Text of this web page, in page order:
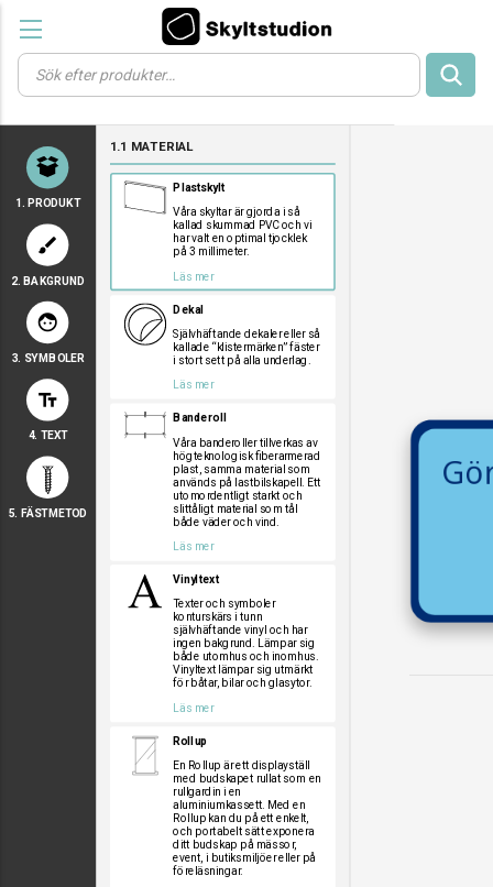
Products
search
a
a
aa
a
a
1. PRODUKT
brush
2. BAKGRUND
face
3. SYMBOLER
text_fields
4. TEXT
5. FÄSTMETOD
1.1 MATERIAL
Plastskylt
Våra skyltar är gjorda i så
kallad skummad PVC och vi
har valt en optimal tjocklek
på 3 millimeter.
Läs mer
Dekal
Självhäftande dekaler eller så
kallade “klistermärken” fäster
i stort sett på alla underlag.
Läs mer
Banderoll
Våra banderoller tillverkas av
högteknologisk fiberarmerad
plast, samma material som
används på lastbilskapell. Ett
utomordentligt starkt och
slittåligt material som tål
både väder och vind.
Läs mer
Vinyltext
Texter och symboler
konturskärs i tunn
självhäftande vinyl och har
ingen bakgrund. Lämpar sig
både utomhus och inomhus.
Vinyltext lämpar sig utmärkt
för båtar, bilar och glasytor.
Läs mer
Rollup
En Rollup är ett displayställ
med budskapet rullat som en
rullgardin i en
aluminiumkassett. Med en
Rollup kan du på ett enkelt,
och portabelt sätt exponera
ditt budskap på mässor,
event, i butiksmiljöer eller på
föreläsningar.